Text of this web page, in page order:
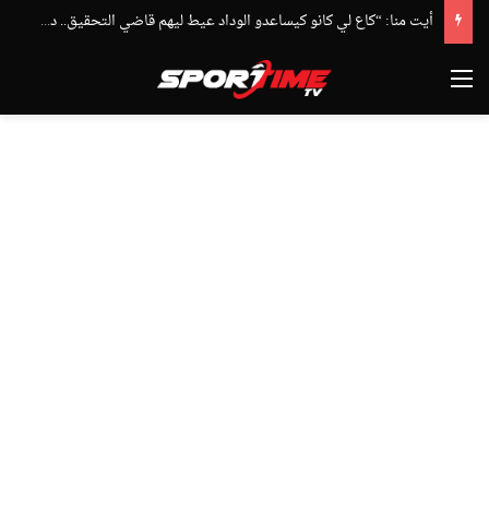
أيت منا: “كاع لي كانو كيساعدو الوداد عيط ليهم قاضي التحقيق.. دابا حتى شي واحد ما بقا باغي يعاون”
القائمة